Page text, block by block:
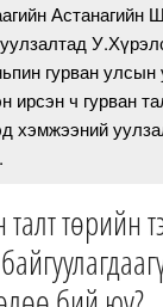
гурван улсын
ирсэн ч гурван
хэмжээний
төрийн